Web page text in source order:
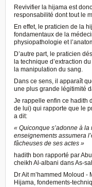
Revivifier la hijama est
responsabilité dont tout le
En effet, le praticien de la
fondamentaux de la
physiopathologie et
D’autre part, le praticien
la technique d’extraction
la manipulation du sang.
Dans ce sens, il apparaît
une plus grande légitimité
Je rappelle enfin ce hadith
de lui) qui rapporte que le
a dit:
« Quiconque s’adonne à
enseignements assumera
fâcheuses de ses actes »
hadith bon rapporté par
cheikh Al-albani dans As-
Dr Ait m’hammed Moloud
Hijama, fondements-